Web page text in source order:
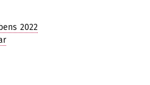
2022